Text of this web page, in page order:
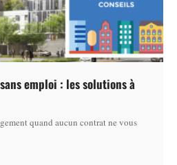
emploi : les solutions à
quand aucun contrat ne vous